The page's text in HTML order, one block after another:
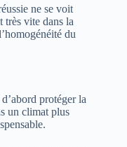
ne se voit
très vite dans la
du
d’abord protéger la
un climat plus